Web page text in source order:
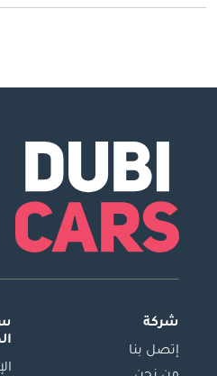
يبدأ سعر سيارة فورد فيوجن مستعملة
شركة
إتصل بنا